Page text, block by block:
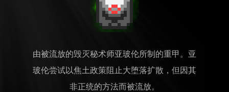
由被流放的毁灭秘术师亚玻伦所制的重甲。亚
玻伦尝试以焦土政策阻止大堕落扩散，但因其
非正统的方法而被流放。